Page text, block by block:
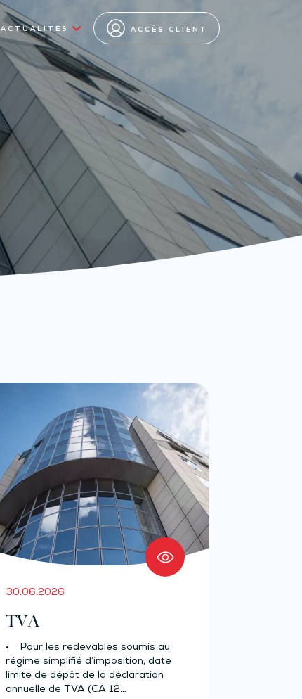
ACTUALITÉS ACCÈS CLIENT
30.06.2026
TVA
• Pour les redevables soumis au
régime simplifié d’imposition, date
limite de dépôt de la déclaration
annuelle de TVA (CA 12…